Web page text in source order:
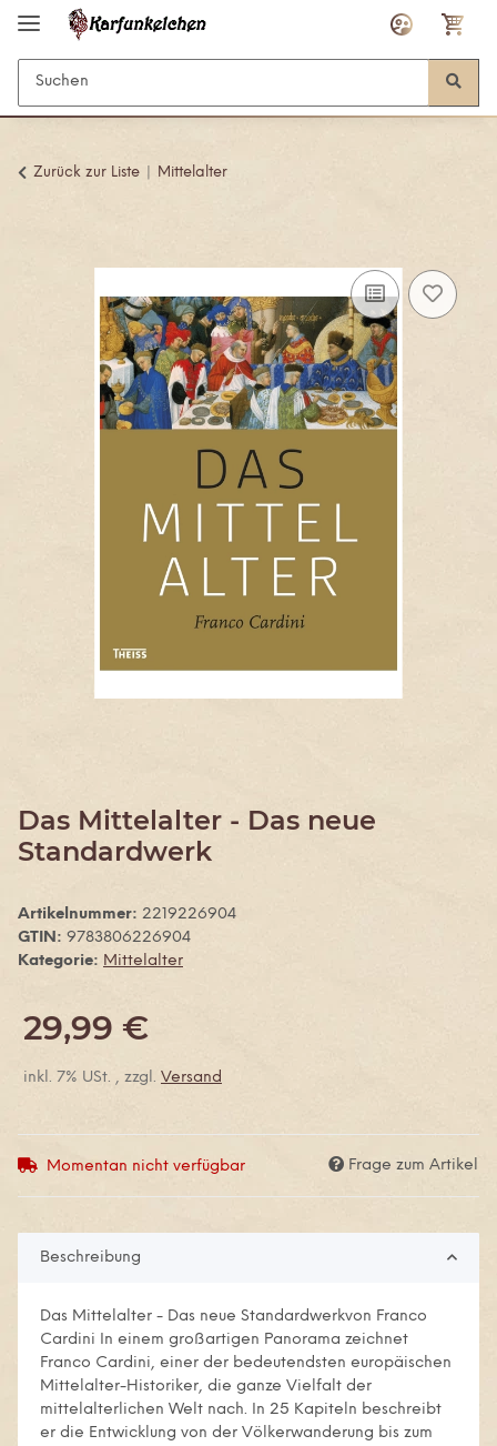
Zurück zur Liste Mittelalter
Das Mittelalter - Das neue
Standardwerk
Artikelnummer: 2219226904
GTIN: 9783806226904
Kategorie: Mittelalter
29,99 €
inkl. 7% USt. , zzgl. Versand
Momentan nicht verfügbar Frage zum Artikel
Beschreibung
Das Mittelalter - Das neue Standardwerkvon Franco
Cardini In einem großartigen Panorama zeichnet
Franco Cardini, einer der bedeutendsten europäischen
Mittelalter-Historiker, die ganze Vielfalt der
mittelalterlichen Welt nach. In 25 Kapiteln beschreibt
er die Entwicklung von der Völkerwanderung bis zum